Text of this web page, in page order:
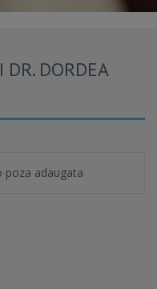
DR. DORDEA
poza adaugata